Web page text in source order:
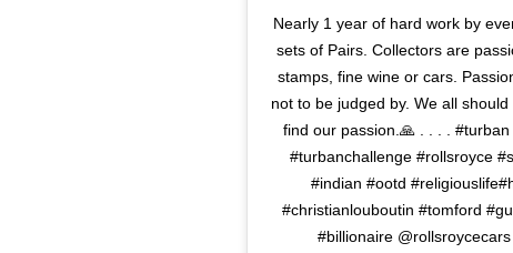
Nearly 1 year of hard work by
sets of Pairs. Collectors are
stamps, fine wine or cars.
not to be judged by. We all
find our passion.🙏 . . . .
#turbanchallenge #rollsroyce
#indian #ootd
#christianlouboutin #tomford
#billionaire